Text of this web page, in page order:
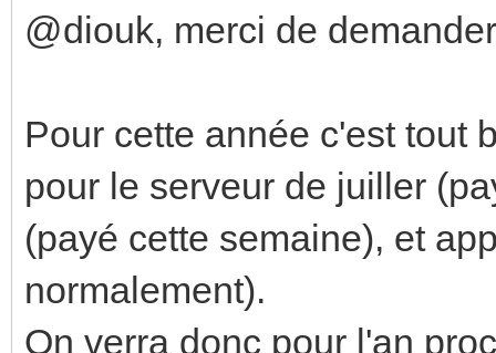
@diouk, merci de
Pour cette année c'est tout
pour le serveur de juiller
(payé cette semaine), et
normalement).
On verra donc pour l'an